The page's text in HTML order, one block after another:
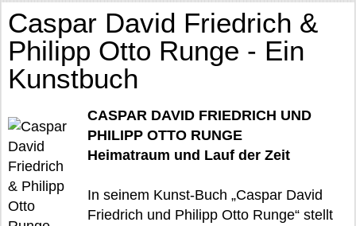
KUNSTBUCH
Caspar David Friedrich &
Philipp Otto Runge - Ein
Kunstbuch
CASPAR DAVID FRIEDRICH UND
PHILIPP OTTO RUNGE
Heimatraum und Lauf der Zeit
In seinem Kunst-Buch „Caspar David
Friedrich und Philipp Otto Runge“ stellt